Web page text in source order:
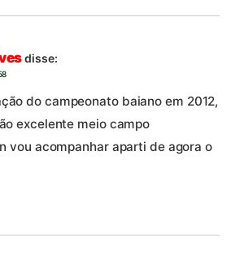
disse:
do campeonato baiano em 2012,
excelente meio campo
vou acompanhar aparti de agora o